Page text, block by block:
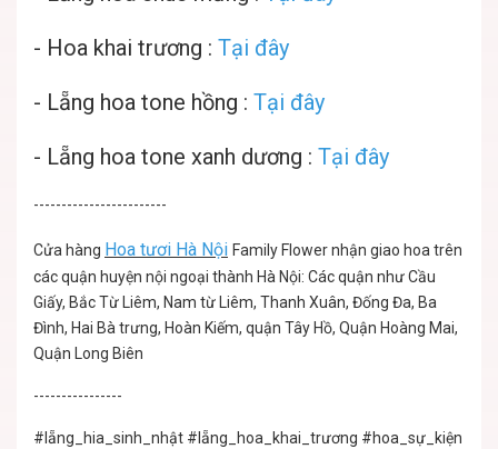
- Hoa khai trương : Tại đây
- Lẵng hoa tone hồng : Tại đây
- Lẵng hoa tone xanh dương : Tại đây
------------------------
Cửa hàng Hoa tươi Hà Nội Family Flower nhận giao hoa trên
các quận huyện nội ngoại thành Hà Nội: Các quận như Cầu
Giấy, Bắc Từ Liêm, Nam từ Liêm, Thanh Xuân, Đống Đa, Ba
Đình, Hai Bà trưng, Hoàn Kiếm, quận Tây Hồ, Quận Hoàng Mai,
Quận Long Biên
----------------
#lẵng_hia_sinh_nhật #lẵng_hoa_khai_trương #hoa_sự_kiện